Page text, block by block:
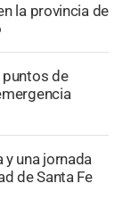
la provincia de
puntos de
y una jornada
de Santa Fe